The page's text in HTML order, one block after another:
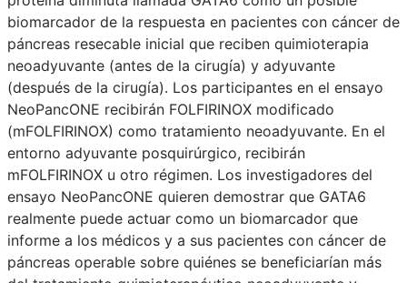
biomarcador de la respuesta en pacientes con cáncer de
páncreas resecable inicial que reciben quimioterapia
neoadyuvante (antes de la cirugía) y adyuvante
(después de la cirugía). Los participantes en el ensayo
NeoPancONE recibirán FOLFIRINOX modificado
(mFOLFIRINOX) como tratamiento neoadyuvante. En el
entorno adyuvante posquirúrgico, recibirán
mFOLFIRINOX u otro régimen. Los investigadores del
ensayo NeoPancONE quieren demostrar que GATA6
realmente puede actuar como un biomarcador que
informe a los médicos y a sus pacientes con cáncer de
páncreas operable sobre quiénes se beneficiarían más